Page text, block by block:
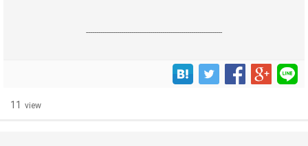
------------------------------------------------------------------
11 view